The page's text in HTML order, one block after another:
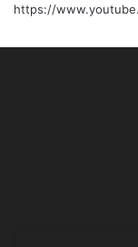
https://